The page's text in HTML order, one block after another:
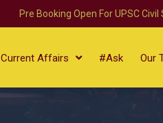
Pre Booking Open For UPSC
Current Affairs #Ask Our